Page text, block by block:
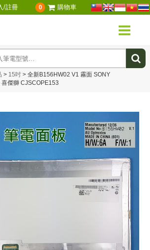
/註冊 0 購物車
> 15吋 > 全新B156HW02 V1 霧面 SONY
傑獅 CJSCOPE153